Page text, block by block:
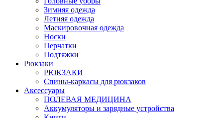
Зимняя одежда
Летняя одежда
Маскировочная одежда
Носки
Перчатки
Подтяжки
Рюкзаки
РЮКЗАКИ
Спины-каркасы для рюкзаков
Аксессуары
ПОЛЕВАЯ МЕДИЦИНА
Аккумуляторы и зарядные устройства